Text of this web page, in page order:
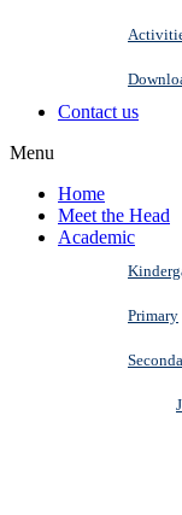
Contact us
Menu
Home
Meet the Head
Academic
Primary